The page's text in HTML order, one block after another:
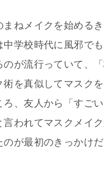
まねメイクを始める
中学校時代に風邪で
が流行っていて、「
術を真似してマスク
ろ、友人から「すご
言われてマスクメイ
のが最初のきっかけ